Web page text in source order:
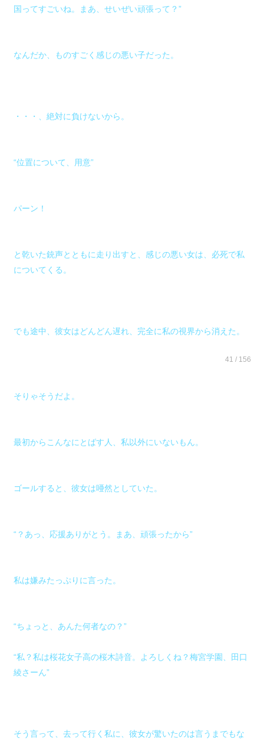
国ってすごいね。まあ、せいぜい頑張って？”
なんだか、ものすごく感じの悪い子だった。
・・・、絶対に負けないから。
“位置について、用意”
パーン！
と乾いた銃声とともに走り出すと、感じの悪い女は、必死で私
についてくる。
でも途中、彼女はどんどん遅れ、完全に私の視界から消えた。
41 / 156
そりゃそうだよ。
最初からこんなにとばす人、私以外にいないもん。
ゴールすると、彼女は唖然としていた。
“？あっ、応援ありがとう。まあ、頑張ったから”
私は嫌みたっぷりに言った。
“ちょっと、あんた何者なの？”
“私？私は桜花女子高の桜木詩音。よろしくね？梅宮学園、田口
綾さーん”
そう言って、去って行く私に、彼女が驚いたのは言うまでもな